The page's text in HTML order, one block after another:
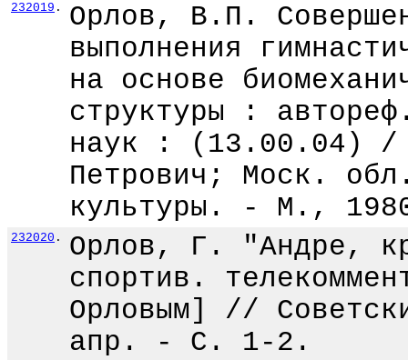
232019 .
Орлов, В.П.
выполнения
на основе
структуры :
наук : (13.00.04) /
Петрович; Моск.
культуры. - М.,
232020 .
Орлов, Г. "Андре,
спортив.
Орловым] //
апр. - С. 1-2.